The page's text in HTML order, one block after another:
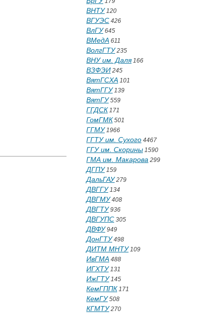
ВНТУ120
ВГУЭС 426
ВлГУ645
ВМедА 611
ВолгГТУ235
ВНУ им. Даля166
ВЗФЭИ 245
ВятГСХА 101
ВятГГУ139
ВятГУ559
ГГДСК 171
ГомГМК 501
ГГМУ1966
ГГТУ им. Сухого 4467
ГГУ им. Скорины 1590
ГМА им. Макарова 299
ДГПУ159
ДальГАУ279
ДВГГУ134
ДВГМУ408
ДВГТУ936
ДВГУПС 305
ДВФУ949
ДонГТУ498
ДИТМ МНТУ109
ИвГМА 488
ИГХТУ131
ИжГТУ145
КемГППК 171
КемГУ508
КГМТУ270